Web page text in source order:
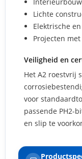
Lichte
Elektrische
Projecten
Veiligheid en
Het A2 roestvrij
voor
passende PH2-
en slip te